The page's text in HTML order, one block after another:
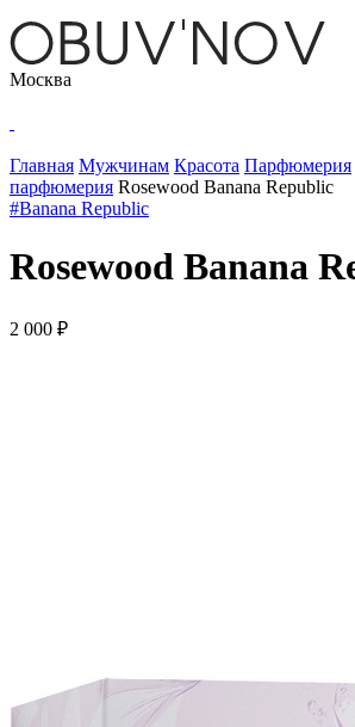
Москва
Главная Мужчинам Красота Парфюмерия
парфюмерия Rosewood Banana Republic
#Banana Republic
Rosewood Banana
2 000 ₽